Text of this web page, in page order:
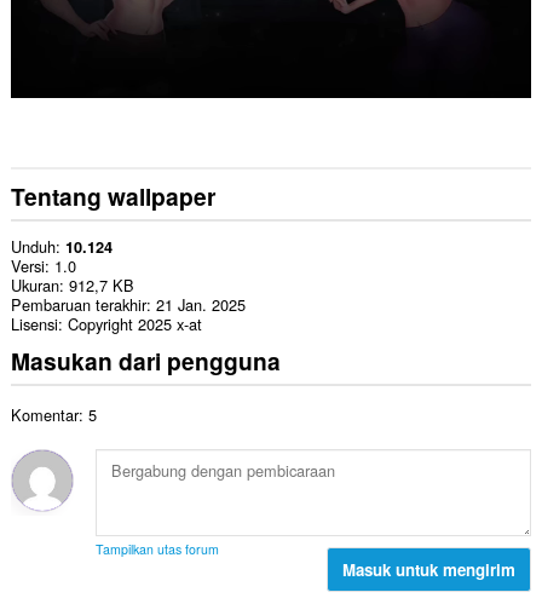
Tentang wallpaper
Unduh 10.124
Versi 1.0
Ukuran 912,7 KB
Pembaruan terakhir 21 Jan. 2025
Lisensi Copyright 2025 x-at
Masukan dari pengguna
Komentar: 5
Tampilkan utas forum
Masuk untuk mengirim